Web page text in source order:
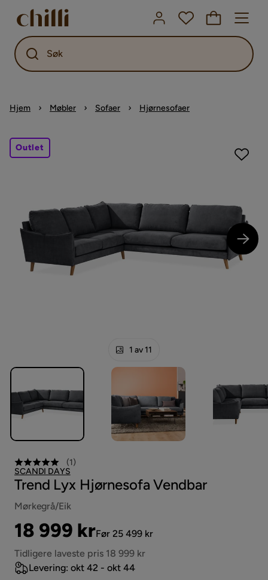
Søk
Hjem Møbler Sofaer Hjørnesofaer
Outlet
1 av 11
(1)
SCANDI DAYS
Trend Lyx Hjørnesofa Vendbar
Mørkegrå/Eik
Pris
18 999 kr
Original
Pris
Før 25 499 kr
Tidligere laveste pris 18 999 kr
Levering: okt 42 - okt 44